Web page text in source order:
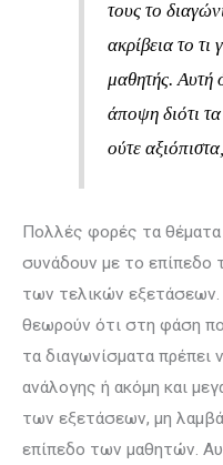
τους το
ακρίβεια το τι
μαθητής. Αυτή
άποψη διότι
ούτε
Πολλές φορές τα
συνάδουν με το επίπεδο
των τελικών
θεωρούν ότι στη φάση
τα διαγωνίσματα πρέπει
ανάλογης ή ακόμη και
των εξετάσεων, μη
επίπεδο των μαθητών.